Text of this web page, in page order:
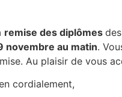
remise des diplômes
novembre au matin.
Au plaisir de vous
cordialement,